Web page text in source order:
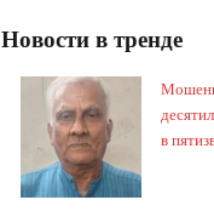
Новости в тренде
в